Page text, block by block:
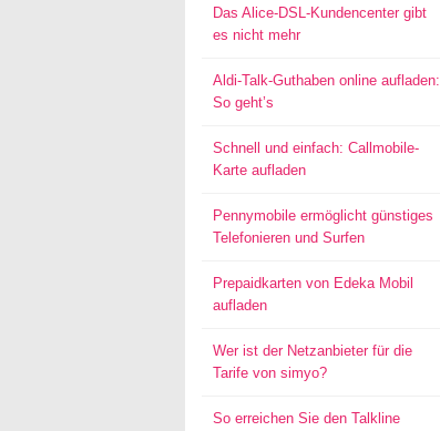
Das Alice-DSL-Kundencenter gibt
es nicht mehr
Aldi-Talk-Guthaben online aufladen:
So geht’s
Schnell und einfach: Callmobile-
Karte aufladen
Pennymobile ermöglicht günstiges
Telefonieren und Surfen
Prepaidkarten von Edeka Mobil
aufladen
Wer ist der Netzanbieter für die
Tarife von simyo?
So erreichen Sie den Talkline